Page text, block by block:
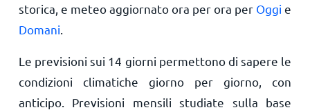
storica, e meteo aggiornato ora per ora per Oggi e
Domani
Le previsioni sui 14 giorni permettono di sapere le
condizioni climatiche giorno per giorno, con
anticipo. Previsioni mensili studiate sulla base